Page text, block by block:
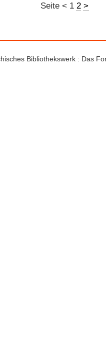
Seite < 1 2 >
Bibliothekswerk : Das